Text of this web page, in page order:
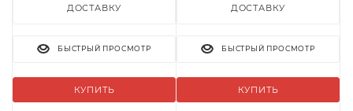
КУПИТЬ
ДОСТАВКУ
БЫСТРЫЙ ПРОСМОТР
КУПИТЬ
ДОСТАВКУ
БЫСТРЫЙ ПРОСМОТР